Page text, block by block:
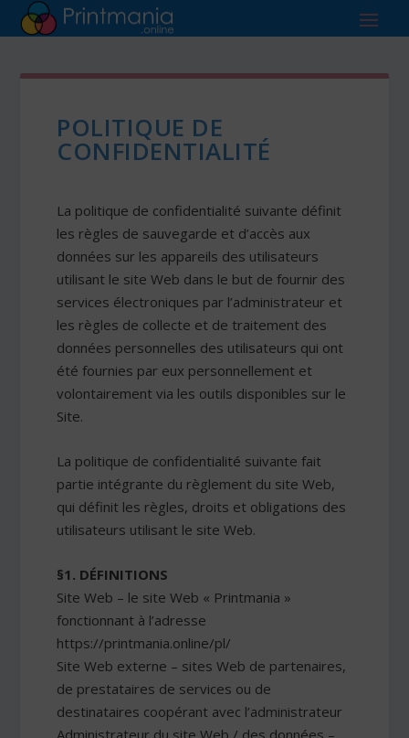
POLITIQUE DE
CONFIDENTIALITÉ
La politique de confidentialité suivante définit
les règles de sauvegarde et d’accès aux
données sur les appareils des utilisateurs
utilisant le site Web dans le but de fournir des
services électroniques par l’administrateur et
les règles de collecte et de traitement des
données personnelles des utilisateurs qui ont
été fournies par eux personnellement et
volontairement via les outils disponibles sur le
Site.
La politique de confidentialité suivante fait
partie intégrante du règlement du site Web,
qui définit les règles, droits et obligations des
utilisateurs utilisant le site Web.
§1. DÉFINITIONS
Site Web – le site Web « Printmania »
fonctionnant à l’adresse
https://printmania.online/pl/
Site Web externe – sites Web de partenaires,
de prestataires de services ou de
destinataires coopérant avec l’administrateur